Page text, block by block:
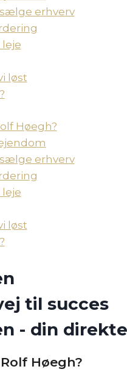
erhverv
leje
løst
Høegh?
erhverv
leje
løst
til succes
- din
Høegh?